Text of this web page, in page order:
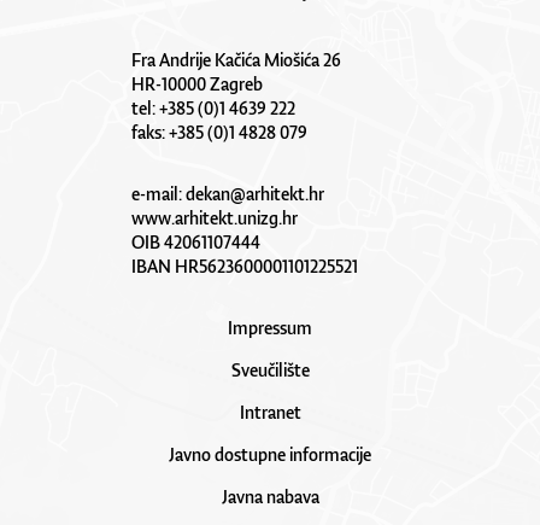
Fra Andrije Kačića Miošića 26
HR-10000 Zagreb
tel: +385 (0)1 4639 222
faks: +385 (0)1 4828 079
e-mail:dekan@arhitekt.hr
www.arhitekt.unizg.hr
OIB 42061107444
IBAN HR5623600001101225521
Impressum
Sveučilište
Intranet
Javno dostupne informacije
Javna nabava